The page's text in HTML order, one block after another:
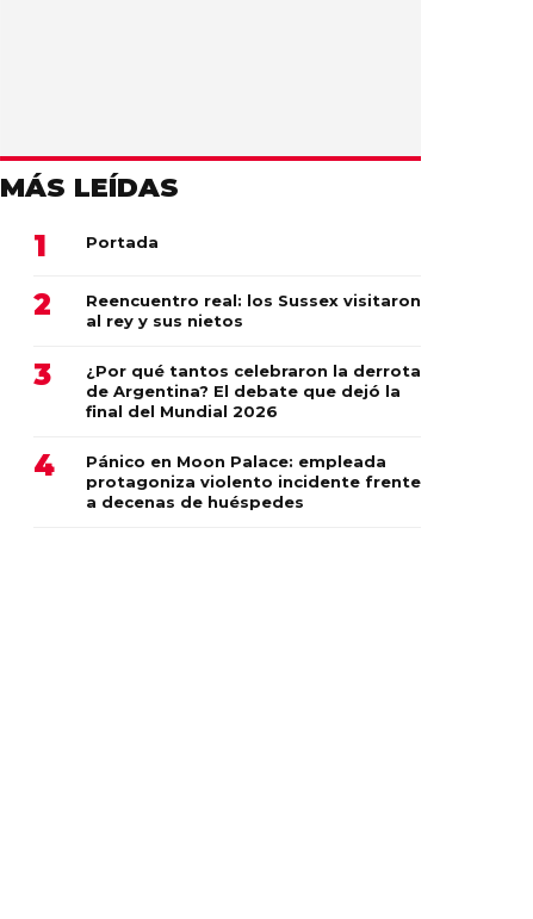
MÁS LEÍDAS
Portada
Reencuentro real: los Sussex visitaron
al rey y sus nietos
¿Por qué tantos celebraron la derrota
de Argentina? El debate que dejó la
final del Mundial 2026
Pánico en Moon Palace: empleada
protagoniza violento incidente frente
a decenas de huéspedes